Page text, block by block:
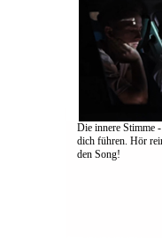
Die innere Stimme
dich führen. Hör
den Song!